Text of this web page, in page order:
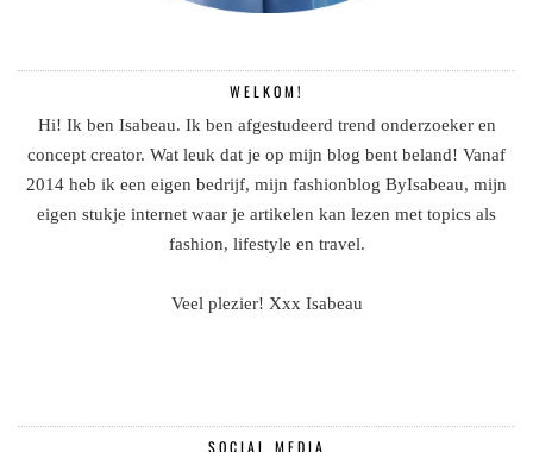
WELKOM!
Hi! Ik ben Isabeau. Ik ben afgestudeerd trend onderzoeker en
concept creator. Wat leuk dat je op mijn blog bent beland! Vanaf
2014 heb ik een eigen bedrijf, mijn fashionblog ByIsabeau, mijn
eigen stukje internet waar je artikelen kan lezen met topics als
fashion, lifestyle en travel.
Veel plezier! Xxx Isabeau
SOCIAL MEDIA